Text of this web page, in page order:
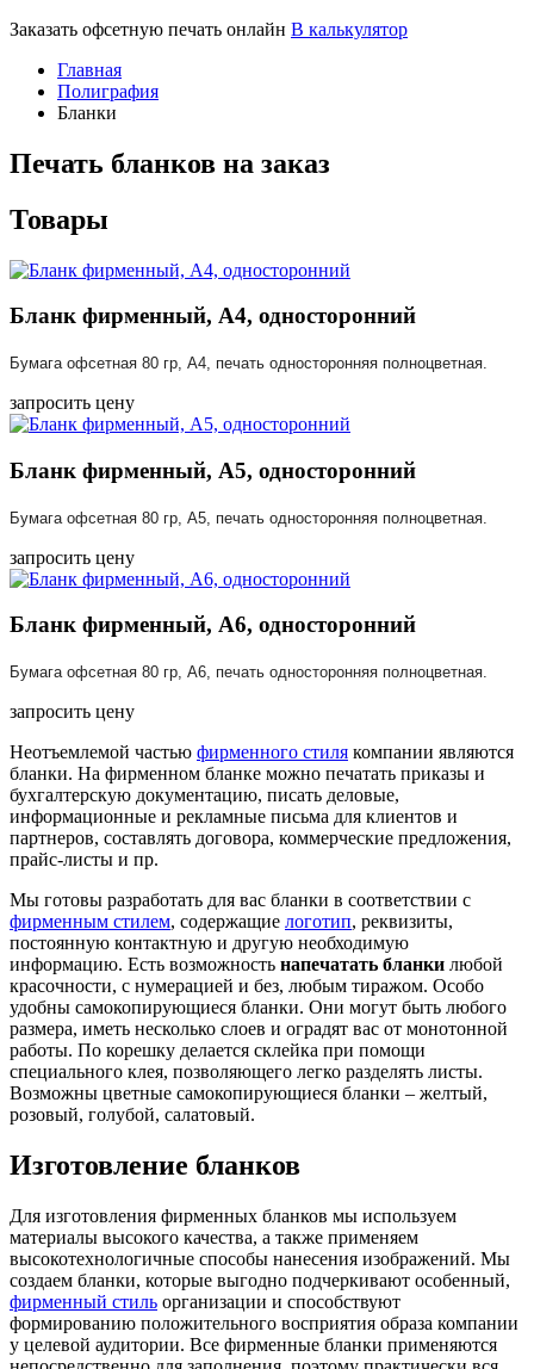
Заказать офсетную печать онлайн В калькулятор
Главная
Полиграфия
Бланки
Печать бланков на заказ
Товары
Бланк фирменный, А4, односторонний
Бумага офсетная 80 гр, А4, печать односторонняя полноцветная.
запросить цену
Бланк фирменный, А5, односторонний
Бумага офсетная 80 гр, А5, печать односторонняя полноцветная.
запросить цену
Бланк фирменный, А6, односторонний
Бумага офсетная 80 гр, А6, печать односторонняя полноцветная.
запросить цену
Неотъемлемой частью фирменного стиля компании являются
бланки. На фирменном бланке можно печатать приказы и
бухгалтерскую документацию, писать деловые,
информационные и рекламные письма для клиентов и
партнеров, составлять договора, коммерческие предложения,
прайс-листы и пр.
Мы готовы разработать для вас бланки в соответствии с
фирменным стилем, содержащие логотип, реквизиты,
постоянную контактную и другую необходимую
информацию. Есть возможность напечатать бланки любой
красочности, с нумерацией и без, любым тиражом. Особо
удобны самокопирующиеся бланки. Они могут быть любого
размера, иметь несколько слоев и оградят вас от монотонной
работы. По корешку делается склейка при помощи
специального клея, позволяющего легко разделять листы.
Возможны цветные самокопирующиеся бланки – желтый,
розовый, голубой, салатовый.
Изготовление бланков
Для изготовления фирменных бланков мы используем
материалы высокого качества, а также применяем
высокотехнологичные способы нанесения изображений. Мы
создаем бланки, которые выгодно подчеркивают особенный,
фирменный стиль организации и способствуют
формированию положительного восприятия образа компании
у целевой аудитории. Все фирменные бланки применяются